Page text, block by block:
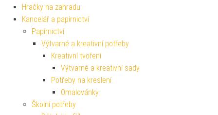
Hračky na zahradu
Kancelář a papírnictví
Papírnictví
Výtvarné a kreativní potřeby
Kreativní tvoření
Výtvarné a kreativní sady
Potřeby na kreslení
Omalovánky
Školní potřeby